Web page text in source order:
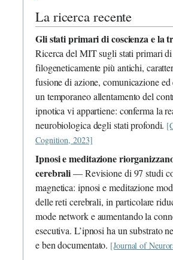
La ricerca recente
Gli stati primari di coscienza e la
Ricerca del MIT sugli stati primari di
filogeneticamente più antichi,
fusione di azione, comunicazione ed
un temporaneo allentamento del
ipnotica vi appartiene: conferma la
neurobiologica degli stati profondi.
Cognition, 2023]
Ipnosi e meditazione
cerebrali— Revisione di 97 studi
magnetica: ipnosi e meditazione
delle reti cerebrali, in particolare
mode network e aumentando la
esecutiva. L’ipnosi ha un substrato
e ben documentato. [Journal of